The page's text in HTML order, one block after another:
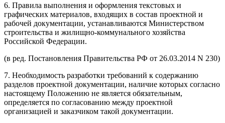
6. Правила выполнения и оформления текстовых и
графических материалов, входящих в состав проектной и
рабочей документации, устанавливаются Министерством
строительства и жилищно-коммунального хозяйства
Российской Федерации.
(в ред. Постановления Правительства РФ от 26.03.2014 N 230)
7. Необходимость разработки требований к содержанию
разделов проектной документации, наличие которых согласно
настоящему Положению не является обязательным,
определяется по согласованию между проектной
организацией и заказчиком такой документации.